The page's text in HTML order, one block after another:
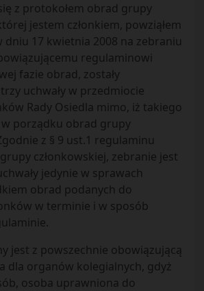
z protokołem obrad grupy
jestem członkiem, powziąłem
dniu 17 kwietnia 2008 na zebraniu
regulaminowi
fazie obrad, zostały
uchwały w przedmiocie
Rady Osiedla mimo, iż takiego
w porządku obrad grupy
z § 9 ust.1 regulaminu
członkowskiej, zebranie jest
jedynie w sprawach
obrad podanych do
w terminie i w sposób
jest z powszechnie obowiązującą
dla organów kolegialnych, gdyż
osoba uprawniona do